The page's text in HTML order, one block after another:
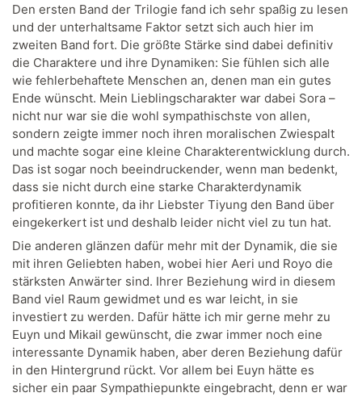
Den ersten Band der Trilogie fand ich sehr spaßig zu lesen
und der unterhaltsame Faktor setzt sich auch hier im
zweiten Band fort. Die größte Stärke sind dabei definitiv
die Charaktere und ihre Dynamiken: Sie fühlen sich alle
wie fehlerbehaftete Menschen an, denen man ein gutes
Ende wünscht. Mein Lieblingscharakter war dabei Sora –
nicht nur war sie die wohl sympathischste von allen,
sondern zeigte immer noch ihren moralischen Zwiespalt
und machte sogar eine kleine Charakterentwicklung durch.
Das ist sogar noch beeindruckender, wenn man bedenkt,
dass sie nicht durch eine starke Charakterdynamik
profitieren konnte, da ihr Liebster Tiyung den Band über
eingekerkert ist und deshalb leider nicht viel zu tun hat.
Die anderen glänzen dafür mehr mit der Dynamik, die sie
mit ihren Geliebten haben, wobei hier Aeri und Royo die
stärksten Anwärter sind. Ihrer Beziehung wird in diesem
Band viel Raum gewidmet und es war leicht, in sie
investiert zu werden. Dafür hätte ich mir gerne mehr zu
Euyn und Mikail gewünscht, die zwar immer noch eine
interessante Dynamik haben, aber deren Beziehung dafür
in den Hintergrund rückt. Vor allem bei Euyn hätte es
sicher ein paar Sympathiepunkte eingebracht, denn er war